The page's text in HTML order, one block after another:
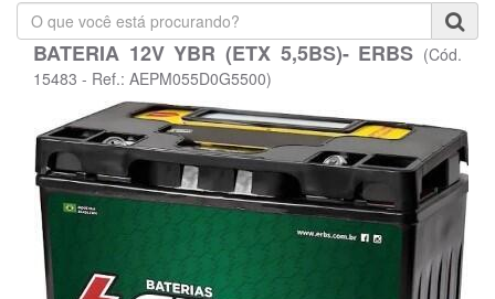
O
que
você
está
procurando?
BATERIA 12V YBR (ETX 5,5BS)- ERBS (Cód.
15483 - Ref.: AEPM055D0G5500)